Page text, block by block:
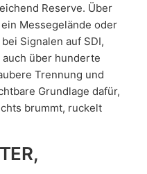
Reserve. Über
Messegelände oder
Signalen auf SDI,
über hunderte
Trennung und
Grundlage dafür,
brummt, ruckelt